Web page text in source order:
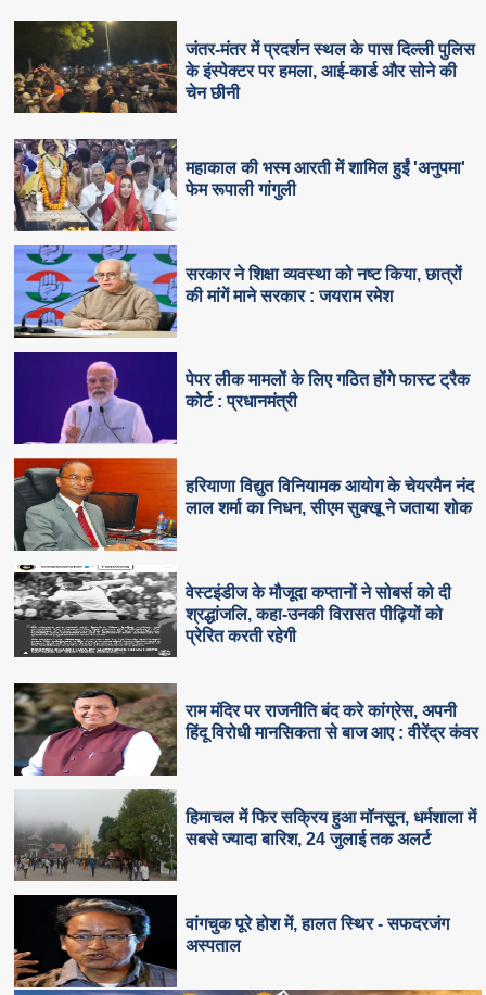
जंतर-मंतर में प्रदर्शन स्थल के पास दिल्ली पुलिस
के इंस्पेक्टर पर हमला, आई-कार्ड और सोने की
चेन छीनी
महाकाल की भस्म आरती में शामिल हुईं 'अनुपमा'
फेम रूपाली गांगुली
सरकार ने शिक्षा व्यवस्था को नष्ट किया, छात्रों
की मांगें माने सरकार : जयराम रमेश
पेपर लीक मामलों के लिए गठित होंगे फास्ट ट्रैक
कोर्ट : प्रधानमंत्री
हरियाणा विद्युत विनियामक आयोग के चेयरमैन नंद
लाल शर्मा का निधन, सीएम सुक्‍खू ने जताया शोक
वेस्टइंडीज के मौजूदा कप्तानों ने सोबर्स को दी
श्रद्धांजलि, कहा-उनकी विरासत पीढ़ियों को
प्रेरित करती रहेगी
राम मंदिर पर राजनीति बंद करे कांग्रेस, अपनी
हिंदू विरोधी मानसिकता से बाज आए : वीरेंद्र कंवर
हिमाचल में फिर सक्रिय हुआ मॉनसून, धर्मशाला में
सबसे ज्यादा बारिश, 24 जुलाई तक अलर्ट
वांगचुक पूरे होश में, हालत स्थिर - सफदरजंग
अस्पताल